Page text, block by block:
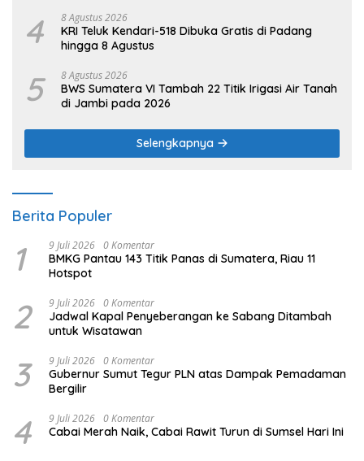
4 8 Agustus 2026
KRI Teluk Kendari-518 Dibuka Gratis di Padang
hingga 8 Agustus
5 8 Agustus 2026
BWS Sumatera VI Tambah 22 Titik Irigasi Air Tanah
di Jambi pada 2026
Selengkapnya
Berita Populer
1 9 Juli 2026 0 Komentar
BMKG Pantau 143 Titik Panas di Sumatera, Riau 11
Hotspot
2 9 Juli 2026 0 Komentar
Jadwal Kapal Penyeberangan ke Sabang Ditambah
untuk Wisatawan
3 9 Juli 2026 0 Komentar
Gubernur Sumut Tegur PLN atas Dampak Pemadaman
Bergilir
4 9 Juli 2026 0 Komentar
Cabai Merah Naik, Cabai Rawit Turun di Sumsel Hari Ini